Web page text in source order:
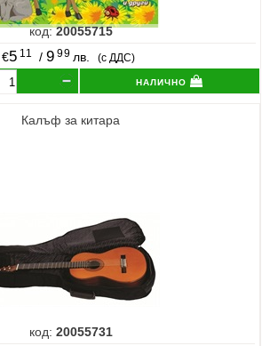
код:20055715
€5 11 / 9 99 лв. (с ДДС)
налично
Калъф за китара
код: 20055731